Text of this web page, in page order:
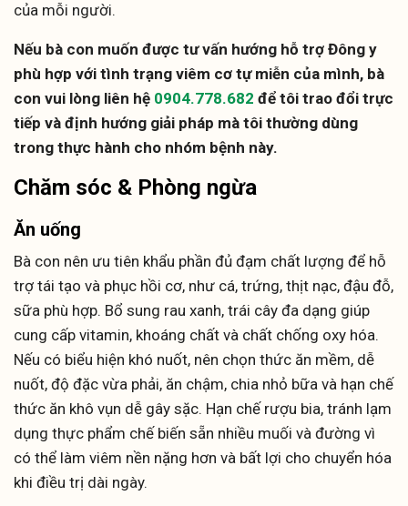
của mỗi người.
Nếu bà con muốn được tư vấn hướng hỗ trợ Đông y
phù hợp với tình trạng viêm cơ tự miễn của mình, bà
con vui lòng liên hệ 0904.778.682 để tôi trao đổi trực
tiếp và định hướng giải pháp mà tôi thường dùng
trong thực hành cho nhóm bệnh này.
Chăm sóc & Phòng ngừa
Ăn uống
Bà con nên ưu tiên khẩu phần đủ đạm chất lượng để hỗ
trợ tái tạo và phục hồi cơ, như cá, trứng, thịt nạc, đậu đỗ,
sữa phù hợp. Bổ sung rau xanh, trái cây đa dạng giúp
cung cấp vitamin, khoáng chất và chất chống oxy hóa.
Nếu có biểu hiện khó nuốt, nên chọn thức ăn mềm, dễ
nuốt, độ đặc vừa phải, ăn chậm, chia nhỏ bữa và hạn chế
thức ăn khô vụn dễ gây sặc. Hạn chế rượu bia, tránh lạm
dụng thực phẩm chế biến sẵn nhiều muối và đường vì
có thể làm viêm nền nặng hơn và bất lợi cho chuyển hóa
khi điều trị dài ngày.